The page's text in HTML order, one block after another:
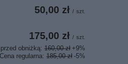
50,00 zł / szt.
175,00 zł / szt.
obniżką: 160,00 zł +9%
Cena regularna: 185,00 zł -5%